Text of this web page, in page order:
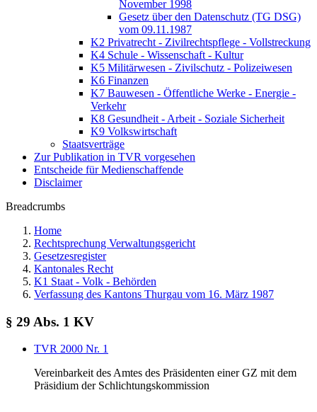
November 1998
Gesetz über den Datenschutz (TG DSG)
vom 09.11.1987
K2 Privatrecht - Zivilrechtspflege - Vollstreckung
K4 Schule - Wissenschaft - Kultur
K5 Militärwesen - Zivilschutz - Polizeiwesen
K6 Finanzen
K7 Bauwesen - Öffentliche Werke - Energie -
Verkehr
K8 Gesundheit - Arbeit - Soziale Sicherheit
K9 Volkswirtschaft
Staatsverträge
Zur Publikation in TVR vorgesehen
Entscheide für Medienschaffende
Disclaimer
Breadcrumbs
Home
Rechtsprechung Verwaltungsgericht
Gesetzesregister
Kantonales Recht
K1 Staat - Volk - Behörden
Verfassung des Kantons Thurgau vom 16. März 1987
§ 29 Abs. 1 KV
TVR 2000 Nr. 1
Vereinbarkeit des Amtes des Präsidenten einer GZ mit dem
Präsidium der Schlichtungskommission